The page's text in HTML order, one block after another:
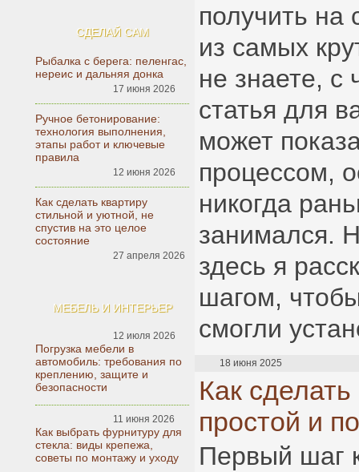
СДЕЛАЙ САМ
Рыбалка с берега: пеленгас,
нереис и дальняя донка
17 июня 2026
Ручное бетонирование:
технология выполнения,
этапы работ и ключевые
правила
12 июня 2026
Как сделать квартиру
стильной и уютной, не
спустив на это целое
состояние
27 апреля 2026
МЕБЕЛЬ И ИНТЕРЬЕР
12 июля 2026
Погрузка мебели в
автомобиль: требования по
креплению, защите и
безопасности
11 июня 2026
Как выбрать фурнитуру для
стекла: виды крепежа,
советы по монтажу и уходу
получить на
из самых
не знаете, с
статья для
может
процессом,
никогда
занимался.
здесь я
шагом,
смогли
18 июня 2025
Как
простой и
Первый шаг